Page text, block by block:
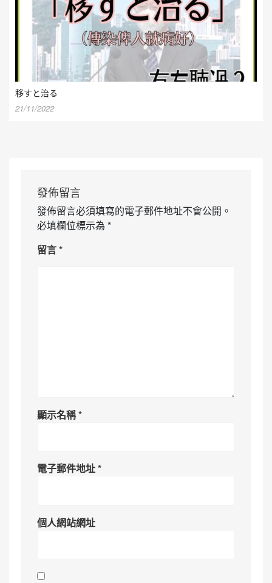
移すと治る
21/11/2022
發佈留言
發佈留言必須填寫的電子郵件地址不會公開。
必填欄位標示為 *
留言*
顯示名稱*
電子郵件地址*
個人網站網址